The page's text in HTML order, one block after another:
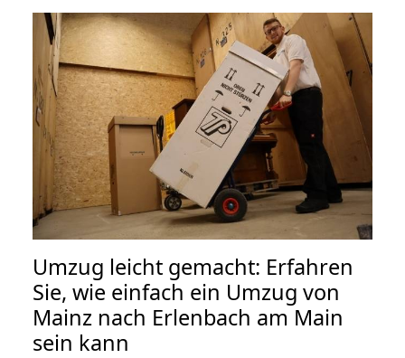
Umzug leicht gemacht: Erfahren
Sie, wie einfach ein Umzug von
Mainz nach Erlenbach am Main
sein kann